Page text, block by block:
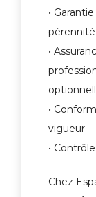
•
•
•
vigueur
•
Chez